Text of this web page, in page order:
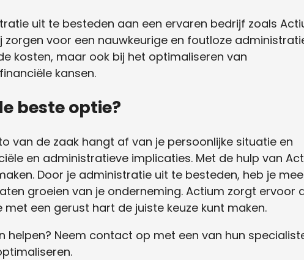
uit te besteden aan een ervaren bedrijf zoals
voor een nauwkeurige en foutloze
kosten, maar ook bij het optimaliseren van
kansen.
beste optie?
van de zaak hangt af van je persoonlijke situatie en
en administratieve implicaties. Met de hulp van
Door je administratie uit te besteden, heb je
groeien van je onderneming. Actium zorgt ervoor
een gerust hart de juiste keuze kunt maken.
helpen? Neem contact op met een van hun